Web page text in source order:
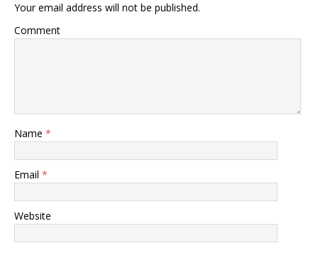
Your email address will not be published.
Comment
Name *
Email *
Website